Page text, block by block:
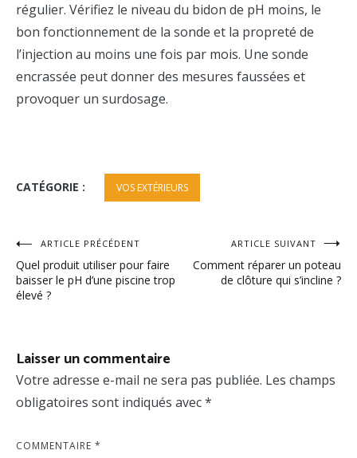
régulier. Vérifiez le niveau du bidon de pH moins, le
bon fonctionnement de la sonde et la propreté de
l’injection au moins une fois par mois. Une sonde
encrassée peut donner des mesures faussées et
provoquer un surdosage.
CATÉGORIE : VOS EXTÉRIEURS
Navigation
de
l’article
ARTICLE PRÉCÉDENT
Quel produit utiliser pour faire
baisser le pH d’une piscine trop
élevé ?
ARTICLE SUIVANT
Comment réparer un poteau
de clôture qui s’incline ?
Laisser un commentaire
Votre adresse e-mail ne sera pas publiée. Les champs
obligatoires sont indiqués avec*
COMMENTAIRE *